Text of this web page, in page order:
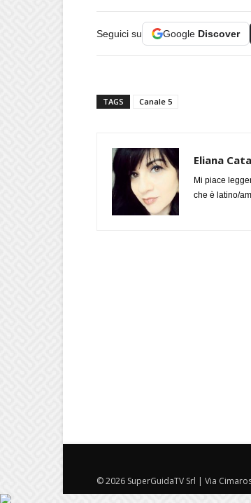
Seguici su Google Discover
TAGS Canale 5
Eliana
Mi piace
che è latino/
© 2026 SuperGuidaTV Srl | Via